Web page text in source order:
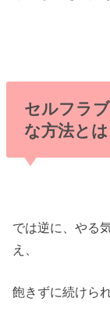
セルフラ
な方法とは
では逆に、やる
え、
飽きずに続けら